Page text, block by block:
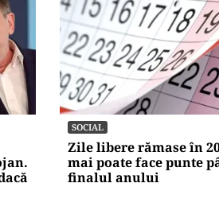
SOCIAL
Zile libere rămase în
mai poate face punte
finalul anului